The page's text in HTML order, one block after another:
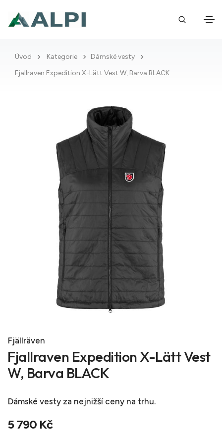
Úvod Kategorie
Dámské vesty
Fjallraven Expedition X-Lätt Vest W, Barva BLACK
Fjällräven
Fjallraven Expedition X-Lätt Vest
W, Barva BLACK
Dámské vesty za nejnižší ceny na trhu.
5 790 Kč